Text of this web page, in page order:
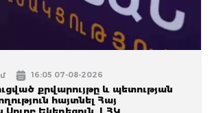
16:05 07-08-2026
քրվարույթը և պետության
հայտնել Հայ
Եկեղեցուն․ ԼՀԿ